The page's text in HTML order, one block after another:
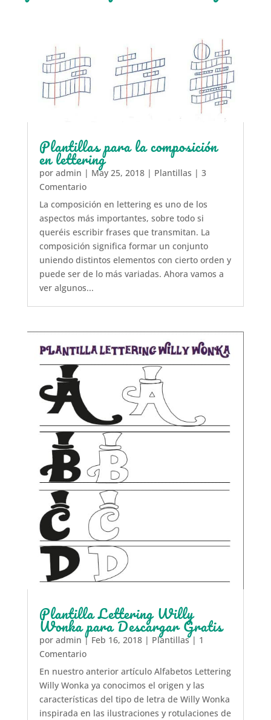
Plantillas para la composición
en lettering
por admin | May 25, 2018| Plantillas | 3
Comentario
La composición en lettering es uno de los
aspectos más importantes, sobre todo si
queréis escribir frases que transmitan. La
composición significa formar un conjunto
uniendo distintos elementos con cierto orden y
puede ser de lo más variadas. Ahora vamos a
ver algunos...
Plantilla Lettering Willy
Wonka para Descargar Gratis
por admin | Feb 16, 2018| Plantillas| 1
Comentario
En nuestro anterior artículo Alfabetos Lettering
Willy Wonka ya conocimos el origen y las
características del tipo de letra de Willy Wonka
inspirada en las ilustraciones y rotulaciones de